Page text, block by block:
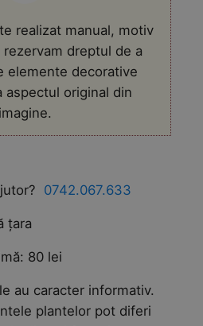
realizat manual, motiv
dreptul de a
elemente decorative
aspectul original din
imagine.
0742.067.633
țara
80 lei
au caracter informativ.
plantelor pot diferi